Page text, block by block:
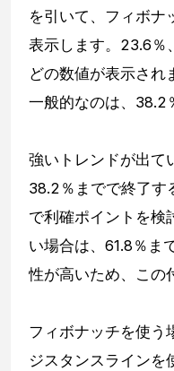
を引いて、フィボナ
表示します。23.6％
どの数値が表示され
一般的なのは、38.2
強いトレンドが出て
38.2％までで終了す
で利確ポイントを検
い場合は、61.8％ま
性が高いため、この
フィボナッチを使う
ジスタンスラインを